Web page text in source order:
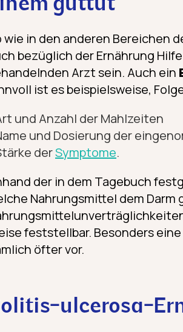
guttut
wie in den anderen Bereichen
bezüglich der Ernährung
Arzt sein. Auch ein
ist es beispielsweise,
und Anzahl der Mahlzeiten
und Dosierung der
derSymptome.
der in dem Tagebuch
Nahrungsmittel dem
feststellbar. Besonders
öfter vor.
ulcerosa-